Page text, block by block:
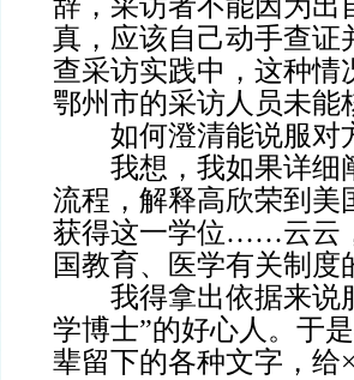
辞， 采访者不能因为出
真，应该自己动手查证
查采访实践中，这种情
鄂州市的采访人员未能
如何澄清能说服对
我想，我如果详细
流程，解释高欣荣到美
获得这一学位……云云
国教育、医学有关制
我得拿出依据来说
学博士”的好心人。于
辈留下的各种文字，给